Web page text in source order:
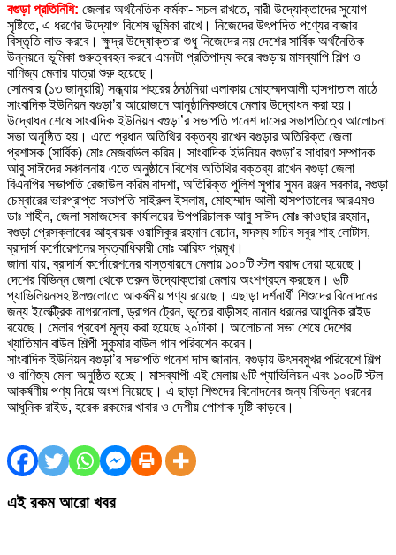
বগুড়া প্রতিনিধি: জেলার অর্থনৈতিক কর্মকা- সচল রাখতে, নারী উদ্যোক্তাদের সুযোগ
সৃষ্টিতে, এ ধরণের উদ্যোগ বিশেষ ভূমিকা রাখে। নিজেদের উৎপাদিত পণ্যের বাজার
বিস্তৃতি লাভ করবে। ক্ষুদ্র উদ্যোক্তারা শুধু নিজেদের নয় দেশের সার্বিক অর্থনৈতিক
উন্নয়নে ভূমিকা গুরুত্ববহন করবে এমনটা প্রতিপাদ্য করে বগুড়ায় মাসব্যাপি শিল্প ও
বাণিজ্য মেলার যাত্রা শুরু হয়েছে।
সোমবার (১৩ জানুয়ারি) সন্ধ্যায় শহরের ঠনঠনিয়া এলাকায় মোহাম্মদআলী হাসপাতাল মাঠে
সাংবাদিক ইউনিয়ন বগুড়া’র আয়োজনে আনুষ্ঠানিকভাবে মেলার উদ্বোধন করা হয়।
উদ্বোধন শেষে সাংবাদিক ইউনিয়ন বগুড়া’র সভাপতি গনেশ দাসের সভাপতিত্বে আলোচনা
সভা অনুষ্ঠিত হয়। এতে প্রধান অতিথির বক্তব্য রাখেন বগুড়ার অতিরিক্ত জেলা
প্রশাসক (সার্বিক) মোঃ মেজবাউল করিম। সাংবাদিক ইউনিয়ন বগুড়া’র সাধারণ সম্পাদক
আবু সাঈদের সঞ্চালনায় এতে অনুষ্ঠানে বিশেষ অতিথির বক্তব্য রাখেন বগুড়া জেলা
বিএনপির সভাপতি রেজাউল করিম বাদশা, অতিরিক্ত পুলিশ সুপার সুমন রঞ্জন সরকার, বগুড়া
চেম্বারের ভারপ্রাপ্ত সভাপতি সাইরুল ইসলাম, মোহাম্মাদ আলী হাসপাতালের আরএমও
ডাঃ শাহীন, জেলা সমাজসেবা কার্যালয়ের উপপরিচালক আবু সাঈদ মোঃ কাওছার রহমান,
বগুড়া প্রেসক্লাবের আহ্বায়ক ওয়াসিকুর রহমান বেচান, সদস্য সচিব সবুর শাহ লোটাস,
ব্রাদার্স কর্পোরেশনের স্বত্বাধিকারী মোঃ আরিফ প্রমুখ।
জানা যায়, ব্রাদার্স কর্পোরেশনের বাস্তবায়নে মেলায় ১০০টি স্টল বরাদ্দ দেয়া হয়েছে।
দেশের বিভিন্ন জেলা থেকে তরুন উদ্যোক্তারা মেলায় অংশগ্রহন করছেন। ৬টি
প্যাভিলিয়নসহ ষ্টলগুলোতে আকর্ষনীয় পণ্য রয়েছে। এছাড়া দর্শনার্থী শিশুদের বিনোদনের
জন্য ইলেক্ট্রিক নাগরদোলা, ড্রাগন ট্রেন, ভুতের বাড়ীসহ নানান ধরনের আধুনিক রাইড
রয়েছে। মেলার প্রবেশ মূল্য করা হয়েছে ২০টাকা। আলোচানা সভা শেষে দেশের
খ্যাতিমান বাউল শিল্পী সুকুমার বাউল গান পরিবশেন করেন।
সাংবাদিক ইউনিয়ন বগুড়া’র সভাপতি গনেশ দাস জানান, বগুড়ায় উৎসবমুখর পরিবেশে শিল্প
ও বাণিজ্য মেলা অনুষ্ঠিত হচ্ছে। মাসব্যাপী এই মেলায় ৬টি প্যাভিলিয়ন এবং ১০০টি স্টল
আকর্ষণীয় পণ্য নিয়ে অংশ নিয়েছে। এ ছাড়া শিশুদের বিনোদনের জন্য বিভিন্ন ধরনের
আধুনিক রাইড, হরেক রকমের খাবার ও দেশীয় পোশাক দৃষ্টি কাড়বে।
এই রকম আরো খবর